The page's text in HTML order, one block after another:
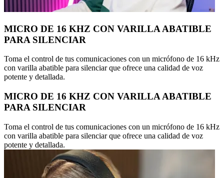
MICRO DE 16 KHZ CON VARILLA ABATIBLE
PARA SILENCIAR
Toma el control de tus comunicaciones con un micrófono de 16 kHz
con varilla abatible para silenciar que ofrece una calidad de voz
potente y detallada.
MICRO DE 16 KHZ CON VARILLA ABATIBLE
PARA SILENCIAR
Toma el control de tus comunicaciones con un micrófono de 16 kHz
con varilla abatible para silenciar que ofrece una calidad de voz
potente y detallada.